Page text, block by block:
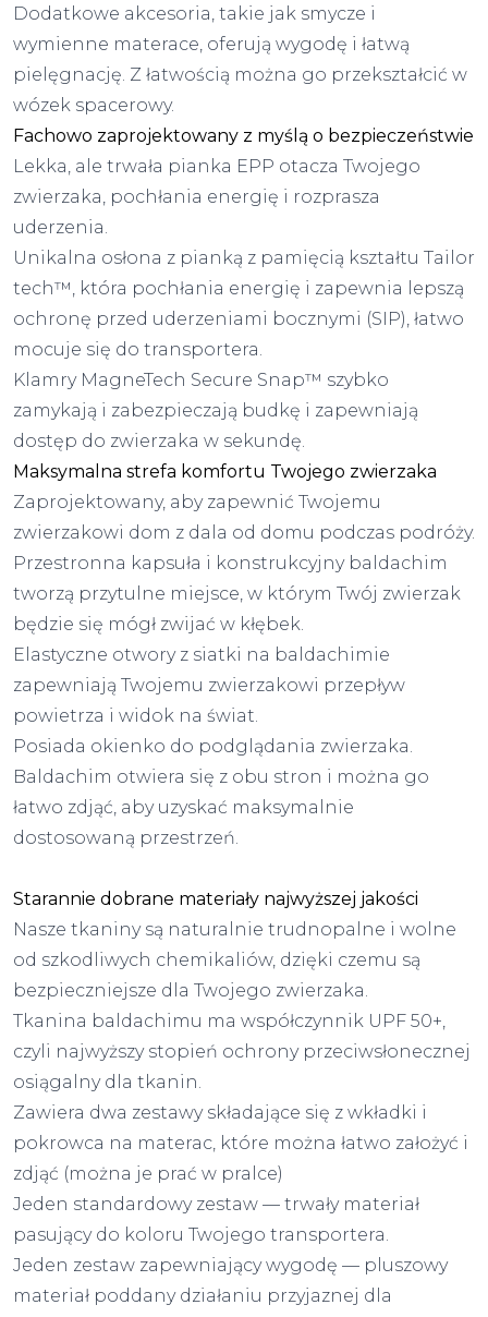
Dodatkowe akcesoria, takie jak smycze i
wymienne materace, oferują wygodę i łatwą
pielęgnację. Z łatwością można go przekształcić w
wózek spacerowy.
Fachowo zaprojektowany z myślą o bezpieczeństwie
Lekka, ale trwała pianka EPP otacza Twojego
zwierzaka, pochłania energię i rozprasza
uderzenia.
Unikalna osłona z pianką z pamięcią kształtu Tailor
tech™, która pochłania energię i zapewnia lepszą
ochronę przed uderzeniami bocznymi (SIP), łatwo
mocuje się do transportera.
Klamry MagneTech Secure Snap™ szybko
zamykają i zabezpieczają budkę i zapewniają
dostęp do zwierzaka w sekundę.
Maksymalna strefa komfortu Twojego zwierzaka
Zaprojektowany, aby zapewnić Twojemu
zwierzakowi dom z dala od domu podczas podróży.
Przestronna kapsuła i konstrukcyjny baldachim
tworzą przytulne miejsce, w którym Twój zwierzak
będzie się mógł zwijać w kłębek.
Elastyczne otwory z siatki na baldachimie
zapewniają Twojemu zwierzakowi przepływ
powietrza i widok na świat.
Posiada okienko do podglądania zwierzaka.
Baldachim otwiera się z obu stron i można go
łatwo zdjąć, aby uzyskać maksymalnie
dostosowaną przestrzeń.
Starannie dobrane materiały najwyższej jakości
Nasze tkaniny są naturalnie trudnopalne i wolne
od szkodliwych chemikaliów, dzięki czemu są
bezpieczniejsze dla Twojego zwierzaka.
Tkanina baldachimu ma współczynnik UPF 50+,
czyli najwyższy stopień ochrony przeciwsłonecznej
osiągalny dla tkanin.
Zawiera dwa zestawy składające się z wkładki i
pokrowca na materac, które można łatwo założyć i
zdjąć (można je prać w pralce)
Jeden standardowy zestaw — trwały materiał
pasujący do koloru Twojego transportera.
Jeden zestaw zapewniający wygodę — pluszowy
materiał poddany działaniu przyjaznej dla